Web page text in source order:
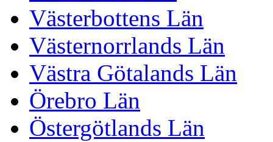
Västerbottens Län
Västernorrlands Län
Västra Götalands Län
Örebro Län
Östergötlands Län